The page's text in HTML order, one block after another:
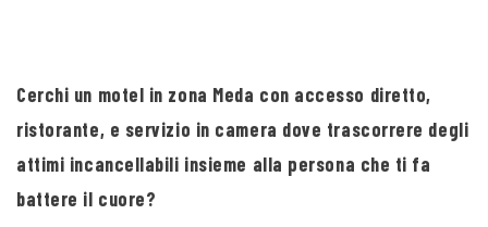
Cerchi un motel in zona Meda con accesso diretto,
ristorante, e servizio in camera dove trascorrere degli
attimi incancellabili insieme alla persona che ti fa
battere il cuore?